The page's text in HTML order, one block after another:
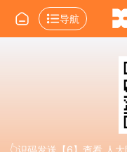
导航
👆识码发送【6】查看 人